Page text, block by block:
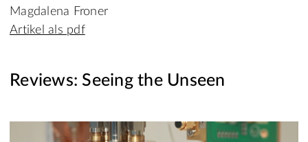
Magdalena Froner
Artikel als pdf
Reviews: Seeing the Unseen